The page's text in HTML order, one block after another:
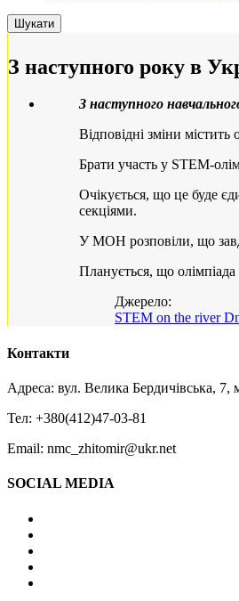
З наступного року в
З наступного
Відповідні зміни
Брати участь у STEM-
Очікується, що це буде
секціями.
У МОН розповіли, що
Планується, що
Джерело:
STEM on the river
Контакти
Адреса: вул. Велика Бердичівська,
Тел: +380(412)47-03-81
Email: nmc_zhitomir@ukr.net
SOCIAL MEDIA